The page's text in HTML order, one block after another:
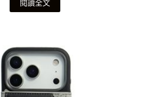
閱讀全文